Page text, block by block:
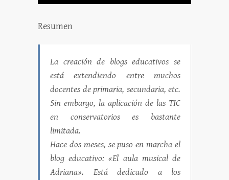
Resumen
La creación de blogs educativos se
está extendiendo entre muchos
docentes de primaria, secundaria, etc.
Sin embargo, la aplicación de las TIC
en conservatorios es bastante
limitada.
Hace dos meses, se puso en marcha el
blog educativo: «El aula musical de
Adriana». Está dedicado a los